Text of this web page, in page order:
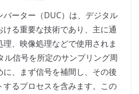
バーター（DUC）は、デジタル
る重要な技術であり、主に通
、映像処理などで使用されま
ル信号を所定のサンプリング周
、まず信号を補間し、その後
するプロセスを含みます。この